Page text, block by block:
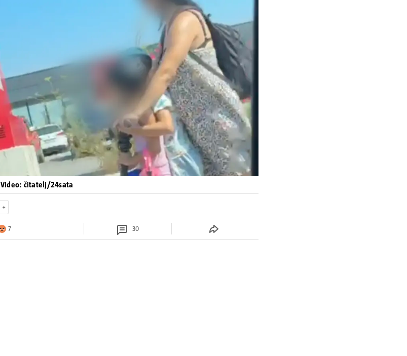
Pokretanje videa...
| Video: čitatelj/24sata
7 30